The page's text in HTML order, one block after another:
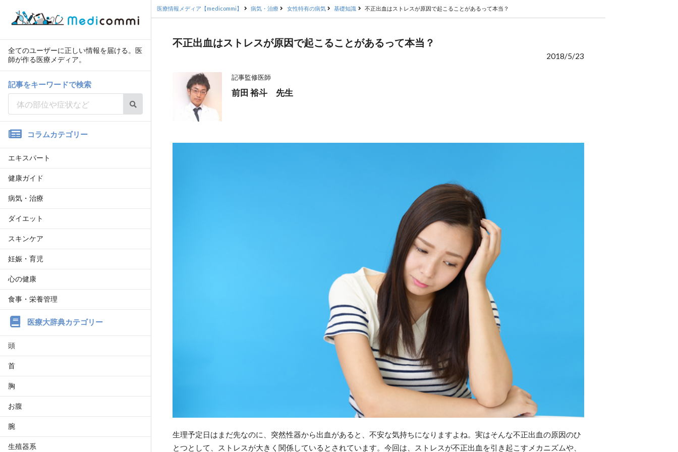
全てのユーザーに正しい情報を届ける。医
師が作る医療メディア。
記事をキーワードで検索
コラムカテゴリー
エキスパート
健康ガイド
病気・治療
ダイエット
スキンケア
妊娠・育児
心の健康
食事・栄養管理
医療大辞典カテゴリー
頭
首
胸
お腹
腕
生殖器系
医療情報メディア【medicommi】 病気・治療 女性特有の病気 基礎知識 不正出血はストレスが原因で起こることがあるって本当？
不正出血はストレスが原因で起こることがあるって本当？
2018/5/23
記事監修医師
前田 裕斗 先生
生理予定日はまだ先なのに、突然性器から出血があると、不安な気持ちになりますよね。実はそんな不正出血の原因のひ
とつとして、ストレスが大きく関係しているとされています。今回は、ストレスが不正出血を引き起こすメカニズムや、